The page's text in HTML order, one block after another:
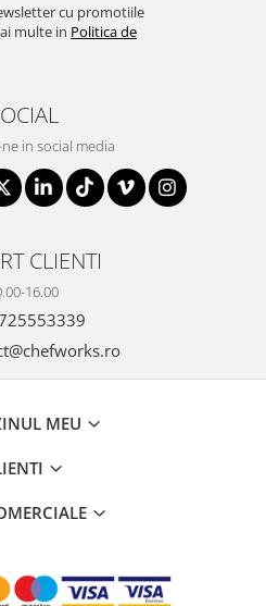
cu promotiile
multe in Politica de
in social media
CLIENTI
16.00
MEU